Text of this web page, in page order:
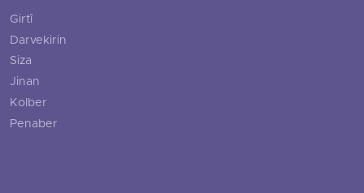
Girtî
Darvekirin
Siza
Jinan
Kolber
Penaber